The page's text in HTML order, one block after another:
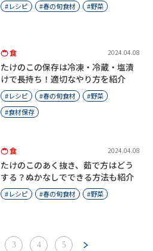
レシピ 春の旬食材 野菜
食 2024.04.08
たけのこの保存は冷凍・冷蔵・塩漬
けで長持ち！適切なやり方を紹介
レシピ 春の旬食材
野菜
食材保存
食 2024.04.08
たけのこのあく抜き、茹で方はどう
する？ぬかなしでできる方法も紹介
レシピ 春の旬食材 野菜
3 4 5